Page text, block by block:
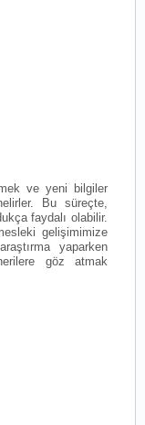
ve yeni bilgiler
Bu süreçte,
faydalı olabilir.
gelişimimize
yaparken
göz atmak